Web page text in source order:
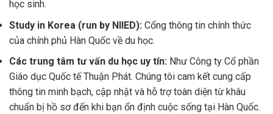
học sinh.
Study in Korea (run by NIIED): Cổng thông tin chính thức
của chính phủ Hàn Quốc về du học.
Các trung tâm tư vấn du học uy tín: Như Công ty Cổ phần
Giáo dục Quốc tế Thuận Phát. Chúng tôi cam kết cung cấp
thông tin minh bạch, cập nhật và hỗ trợ toàn diện từ khâu
chuẩn bị hồ sơ đến khi bạn ổn định cuộc sống tại Hàn Quốc.